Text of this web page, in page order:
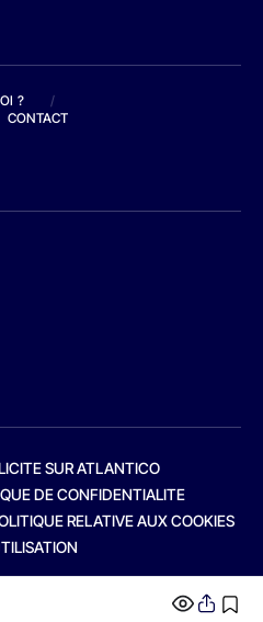
?
/
CONTACT
SUR ATLANTICO
DE CONFIDENTIALITE
RELATIVE AUX COOKIES